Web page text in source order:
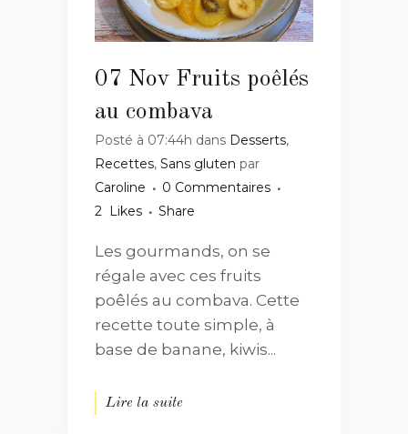
07 Nov Fruits poêlés
au combava
Posté à 07:44h dans Desserts,
Recettes, Sans gluten par
Caroline
0 Commentaires
2 Likes Share
Les gourmands, on se
régale avec ces fruits
poêlés au combava. Cette
recette toute simple, à
base de banane, kiwis...
Lire la suite